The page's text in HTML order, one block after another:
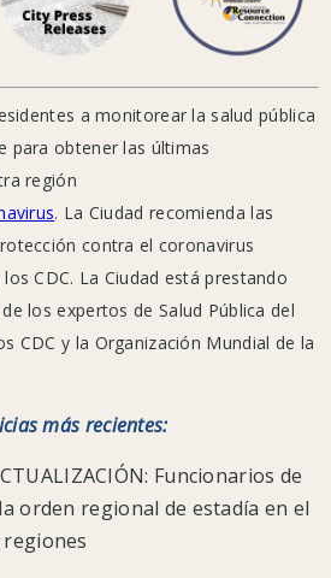
a monitorear la salud pública
para obtener las últimas
región
. La Ciudad recomienda las
contra el coronavirus
CDC. La Ciudad está prestando
los expertos de Salud Pública del
CDC y la Organización Mundial de la
más recientes:
Funcionarios de
orden regional de estadía en el